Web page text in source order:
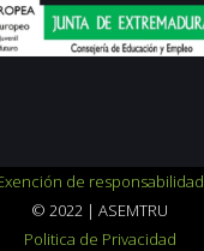
de responsabilidad
© 2022 | ASEMTRU
Politica de Privacidad